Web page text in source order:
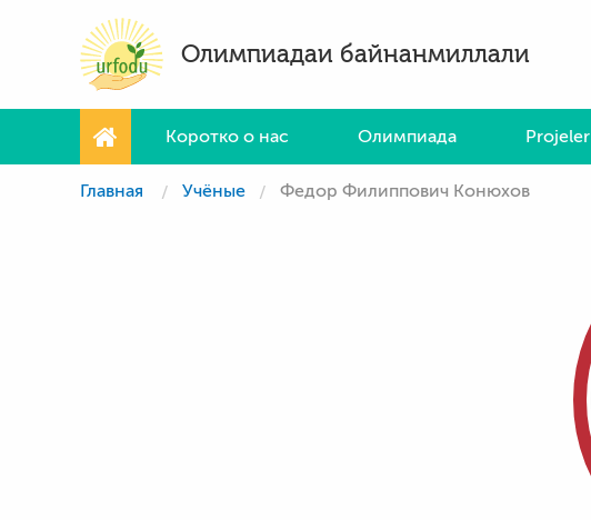
Олимпиадаи байнанмиллали
Коротко о нас Олимпиада Projeler
Главная Учёные Федор Филиппович Конюхов